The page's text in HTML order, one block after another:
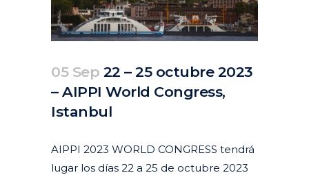
05 Sep 22 – 25 octubre 2023
– AIPPI World Congress,
Istanbul
AIPPI 2023 WORLD CONGRESS tendrá
lugar los días 22 a 25 de octubre 2023